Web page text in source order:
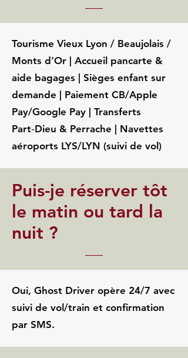
Tourisme Vieux Lyon / Beaujolais /
Monts d’Or | Accueil pancarte &
aide bagages | Sièges enfant sur
demande | Paiement CB/Apple
Pay/Google Pay | Transferts
Part‑Dieu & Perrache | Navettes
aéroports LYS/LYN (suivi de vol)
Puis-je réserver tôt
le matin ou tard la
nuit ?
Oui, Ghost Driver opère 24/7 avec
suivi de vol/train et confirmation
par SMS.